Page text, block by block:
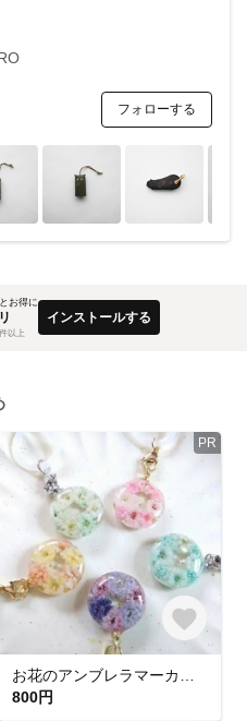
フォローする
お得に
以上
インストールする
PR
800円